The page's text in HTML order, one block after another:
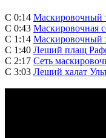
С 0:14 Маскировочный
С 0:43 Маскировочная
C 1:14 Маскировочный
С 1:40 Леший плащ
С 2:17 Сеть
С 3:03 Леший халат